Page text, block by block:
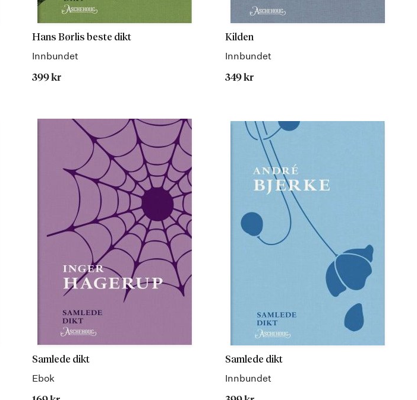
Hans Børlis beste dikt
Innbundet
399 kr
Kilden
Innbundet
349 kr
Samlede dikt
Ebok
Samlede dikt
Innbundet